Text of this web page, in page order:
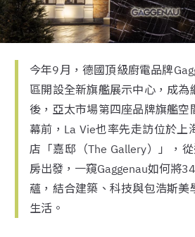
今年9月，德國頂級廚電品牌
區開設全新旗艦展示中心，成為
後，亞太市場第四座品牌旗艦空
幕前，La Vie也率先走訪位於上
店「嘉邸（The Gallery）」，
房出發，一窺Gaggenau如何將
蘊，結合建築、科技與包浩斯美
生活。